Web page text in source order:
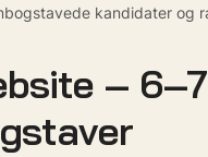
kandidater og
– 6–7